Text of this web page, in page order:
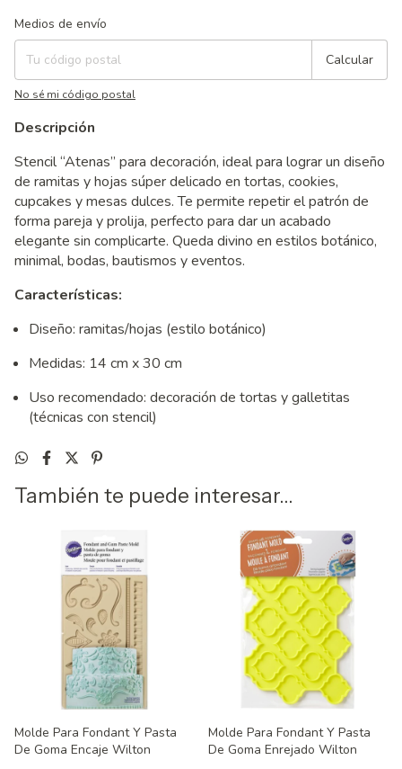
Entregas para el CP:
Medios de envío
Calcular
No sé mi código postal
Descripción
Stencil “Atenas” para decoración, ideal para lograr un diseño
de ramitas y hojas súper delicado en tortas, cookies,
cupcakes y mesas dulces. Te permite repetir el patrón de
forma pareja y prolija, perfecto para dar un acabado
elegante sin complicarte. Queda divino en estilos botánico,
minimal, bodas, bautismos y eventos.
Características:
Diseño: ramitas/hojas (estilo botánico)
Medidas: 14 cm x 30 cm
Uso recomendado: decoración de tortas y galletitas
(técnicas con stencil)
También te puede interesar...
Molde Para Fondant Y Pasta
De Goma Encaje Wilton
Molde Para Fondant Y Pasta
De Goma Enrejado Wilton